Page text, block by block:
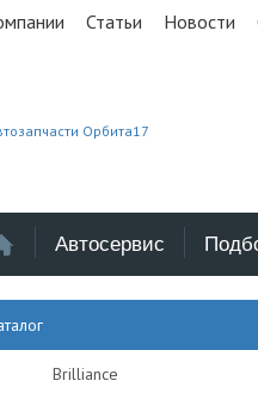
Статьи Новости
Автосервис
Brilliance